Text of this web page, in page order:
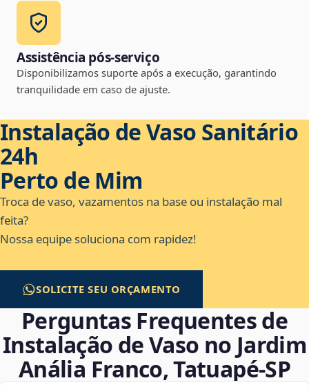
Assistência pós-serviço
Disponibilizamos suporte após a execução, garantindo
tranquilidade em caso de ajuste.
Instalação de Vaso Sanitário
24h
Perto de Mim
Troca de vaso, vazamentos na base ou instalação mal
feita?
Nossa equipe soluciona com rapidez!
SOLICITE SEU ORÇAMENTO
Perguntas Frequentes de
Instalação de Vaso no Jardim
Anália Franco, Tatuapé‑SP